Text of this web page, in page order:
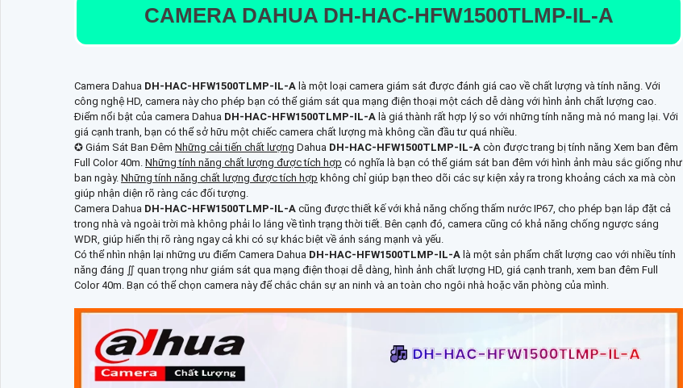
CAMERA DAHUA DH-HAC-HFW1500TLMP-IL-A
Camera Dahua DH-HAC-HFW1500TLMP-IL-A là một loại camera giám sát được đánh giá cao về chất lượng và tính năng. Với
công nghệ HD, camera này cho phép bạn có thể giám sát qua mạng điện thoại một cách dễ dàng với hình ảnh chất lượng cao.
Điểm nổi bật của camera Dahua DH-HAC-HFW1500TLMP-IL-A là giá thành rất hợp lý so với những tính năng mà nó mang lại. Với
giá cạnh tranh, bạn có thể sở hữu một chiếc camera chất lượng mà không cần đầu tư quá nhiều.
✪ Giám Sát Ban Đêm Những cải tiến chất lượng Dahua DH-HAC-HFW1500TLMP-IL-A còn được trang bị tính năng Xem ban đêm
Full Color 40m. Những tính năng chất lượng được tích hợp có nghĩa là bạn có thể giám sát ban đêm với hình ảnh màu sắc giống như
ban ngày. Những tính năng chất lượng được tích hợp không chỉ giúp bạn theo dõi các sự kiện xảy ra trong khoảng cách xa mà còn
giúp nhận diện rõ ràng các đối tượng.
Camera Dahua DH-HAC-HFW1500TLMP-IL-A cũng được thiết kế với khả năng chống thấm nước IP67, cho phép bạn lắp đặt cả
trong nhà và ngoài trời mà không phải lo lắng về tình trạng thời tiết. Bên cạnh đó, camera cũng có khả năng chống ngược sáng
WDR, giúp hiển thị rõ ràng ngay cả khi có sự khác biệt về ánh sáng mạnh và yếu.
Có thể nhìn nhận lại những ưu điểm Camera Dahua DH-HAC-HFW1500TLMP-IL-A là một sản phẩm chất lượng cao với nhiều tính
năng đáng ∬ quan trọng như giám sát qua mạng điện thoại dễ dàng, hình ảnh chất lượng HD, giá cạnh tranh, xem ban đêm Full
Color 40m. Bạn có thể chọn camera này để chắc chắn sự an ninh và an toàn cho ngôi nhà hoặc văn phòng của mình.